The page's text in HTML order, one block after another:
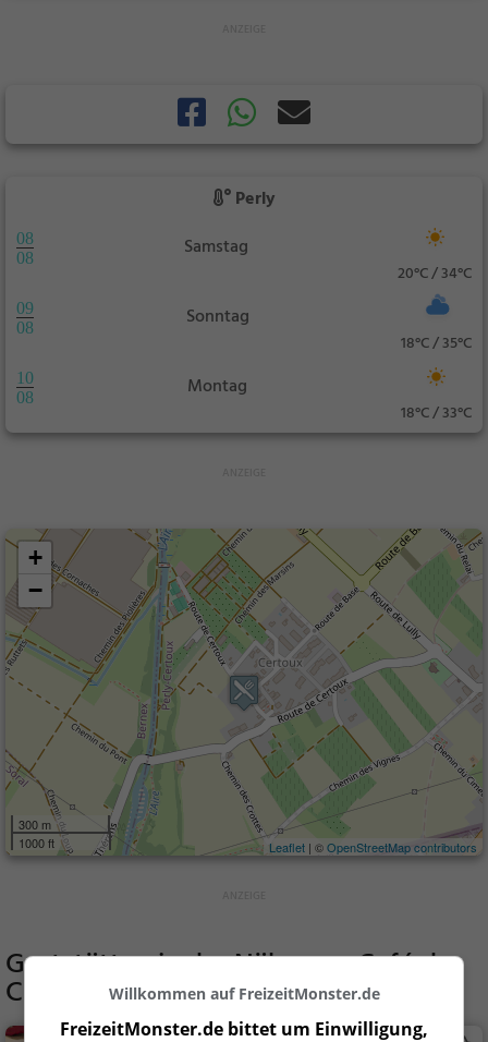
Perly
08
08
Samstag
20°C / 34°C
09
08
Sonntag
18°C / 35°C
10
08
Montag
18°C / 33°C
+
−
300 m
1000 ft
Leaflet | ©OpenStreetMap contributors
Gaststätten in der Nähe vonCafé de
Certoux Willkommen auf FreizeitMonster.de
FreizeitMonster.de bittet um Einwilligung,